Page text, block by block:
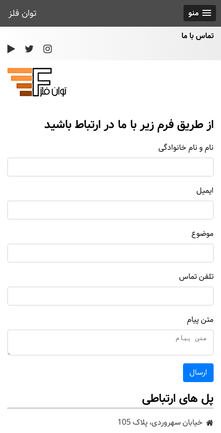
توان فلز
منو
تماس با ما
از طریق فرم زیر با ما در ارتباط باشید
نام و نام خانوادگی
ایمیل
موضوع
تلفن تماس
متن پیام
ارسال
پل های ارتباطی
خیابان سهروردی، پلاک 105